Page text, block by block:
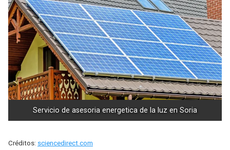
Servicio de asesoria energetica de la luz en Soria
Créditos: sciencedirect.com